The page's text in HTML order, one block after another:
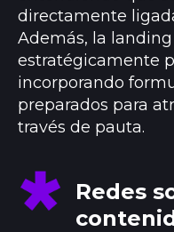
directamente
Además, la
estratégicamente
incorporando
preparados para
través de pauta.
Redes